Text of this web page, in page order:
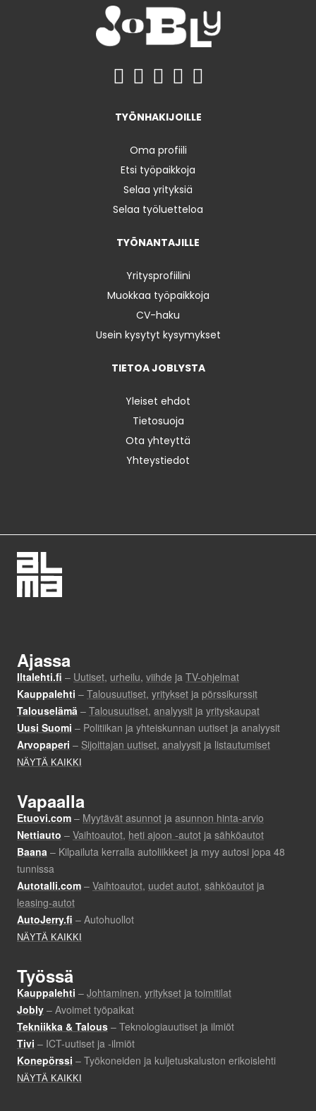
TYÖNHAKIJOILLE
Oma profiili
Etsi työpaikkoja
Selaa yrityksiä
Selaa työluetteloa
TYÖNANTAJILLE
Yritysprofiilini
Muokkaa työpaikkoja
CV-haku
Usein kysytyt kysymykset
TIETOA JOBLYSTA
Yleiset ehdot
Tietosuoja
Ota yhteyttä
Yhteystiedot